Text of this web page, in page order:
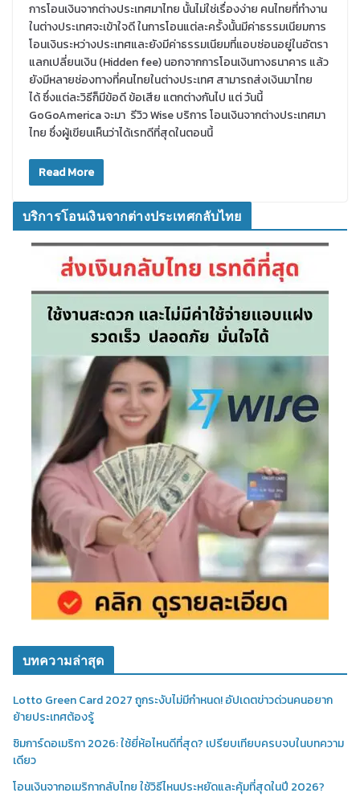
การโอนเงินจากต่างประเทศมาไทย นั้นไม่ใช่เรื่องง่าย คนไทยที่ทำงาน
ในต่างประเทศจะเข้าใจดี ในการโอนแต่ละครั้งนั้นมีค่าธรรมเนียมการ
โอนเงินระหว่างประเทศและยังมีค่าธรรมเนียมที่แอบซ่อนอยู่ในอัตรา
แลกเปลี่ยนเงิน (Hidden fee) นอกจากการโอนเงินทางธนาคาร แล้ว
ยังมีหลายช่องทางที่คนไทยในต่างประเทศ สามารถส่งเงินมาไทย
ได้ ซึ่งแต่ละวิธีก็มีข้อดี ข้อเสีย แตกต่างกันไป แต่ วันนี้
GoGoAmerica จะมา รีวิว Wise บริการ โอนเงินจากต่างประเทศมา
ไทย ซึ่งผู้เขียนเห็นว่าได้เรทดีที่สุดในตอนนี้
Read More
บริการโอนเงินจากต่างประเทศกลับไทย
บทความล่าสุด
Lotto Green Card 2027 ถูกระงับไม่มีกำหนด! อัปเดตข่าวด่วนคนอยาก
ย้ายประเทศต้องรู้
ซิมการ์ดอเมริกา 2026: ใช้ยี่ห้อไหนดีที่สุด? เปรียบเทียบครบจบในบทความ
เดียว
โอนเงินจากอเมริกากลับไทย ใช้วิธีไหนประหยัดและคุ้มที่สุดในปี 2026?